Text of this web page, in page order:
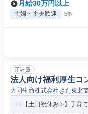
月給30万円以上
主婦・主夫歓迎 +5個
正社員
法人向け福利厚生コ
大同生命株式会社きた東北
【土日祝休み✨】子育